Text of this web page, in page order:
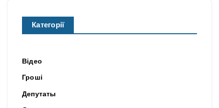
Категорії
Відео
Гроші
Депутаты